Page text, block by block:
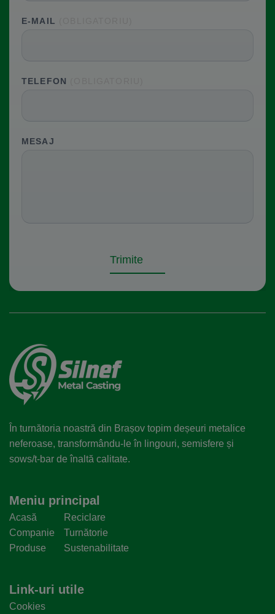
E-MAIL
TELEFON
MESAJ
Trimite
În turnătoria noastră din Brașov topim deșeuri metalice
neferoase, transformându-le în lingouri, semisfere și
sows/t-bar de înaltă calitate.
Meniu principal
Acasă
Companie
Produse
Reciclare
Turnătorie
Sustenabilitate
Link-uri utile
Cookies